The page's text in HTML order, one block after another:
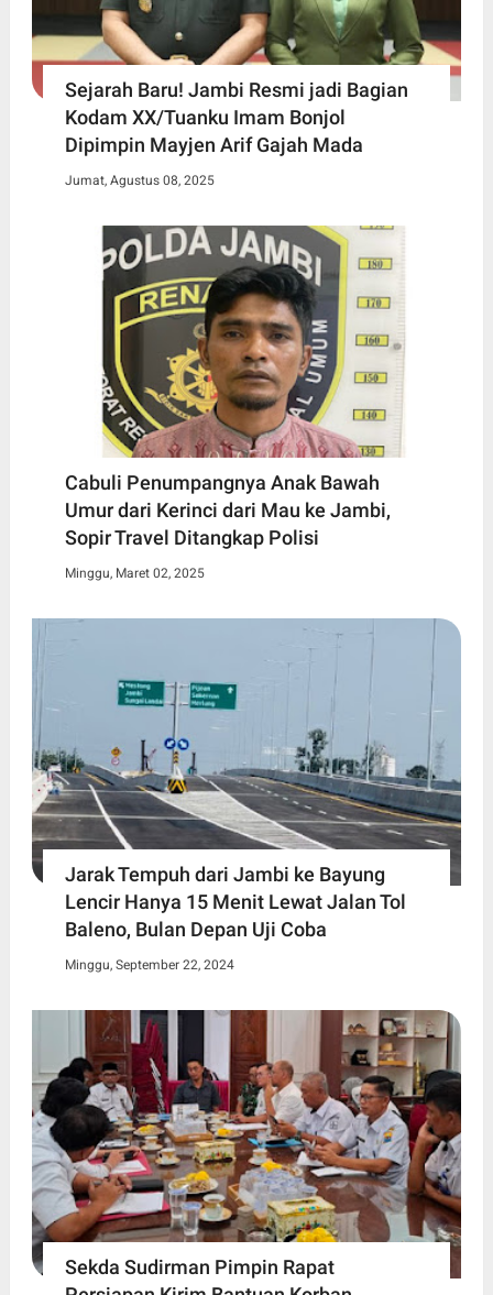
Sejarah Baru! Jambi Resmi jadi Bagian
Kodam XX/Tuanku Imam Bonjol
Dipimpin Mayjen Arif Gajah Mada
Jumat, Agustus 08, 2025
Cabuli Penumpangnya Anak Bawah
Umur dari Kerinci dari Mau ke Jambi,
Sopir Travel Ditangkap Polisi
Minggu, Maret 02, 2025
Jarak Tempuh dari Jambi ke Bayung
Lencir Hanya 15 Menit Lewat Jalan Tol
Baleno, Bulan Depan Uji Coba
Minggu, September 22, 2024
Sekda Sudirman Pimpin Rapat